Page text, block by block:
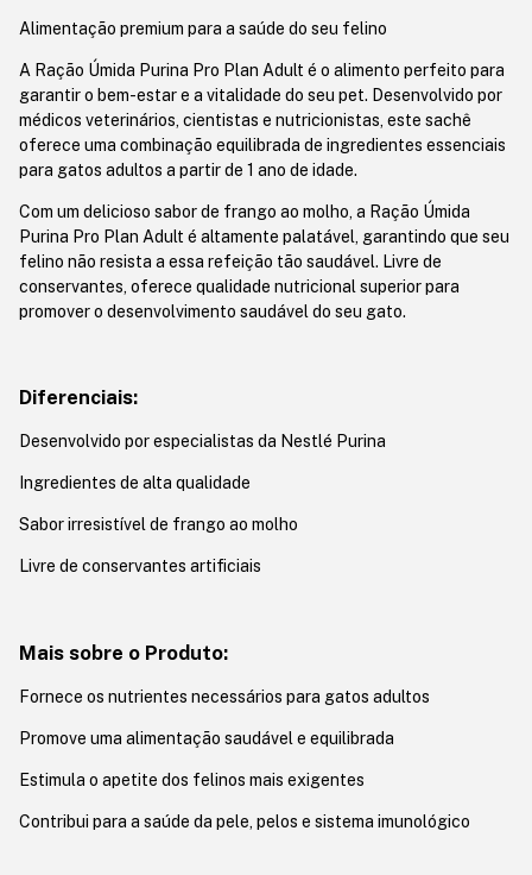
Alimentação premium para a saúde do seu felino
A Ração Úmida Purina Pro Plan Adult é o alimento perfeito para
garantir o bem-estar e a vitalidade do seu pet. Desenvolvido por
médicos veterinários, cientistas e nutricionistas, este sachê
oferece uma combinação equilibrada de ingredientes essenciais
para gatos adultos a partir de 1 ano de idade.
Com um delicioso sabor de frango ao molho, a Ração Úmida
Purina Pro Plan Adult é altamente palatável, garantindo que seu
felino não resista a essa refeição tão saudável. Livre de
conservantes, oferece qualidade nutricional superior para
promover o desenvolvimento saudável do seu gato.
Diferenciais:
Desenvolvido por especialistas da Nestlé Purina
Ingredientes de alta qualidade
Sabor irresistível de frango ao molho
Livre de conservantes artificiais
Mais sobre o Produto:
Fornece os nutrientes necessários para gatos adultos
Promove uma alimentação saudável e equilibrada
Estimula o apetite dos felinos mais exigentes
Contribui para a saúde da pele, pelos e sistema imunológico